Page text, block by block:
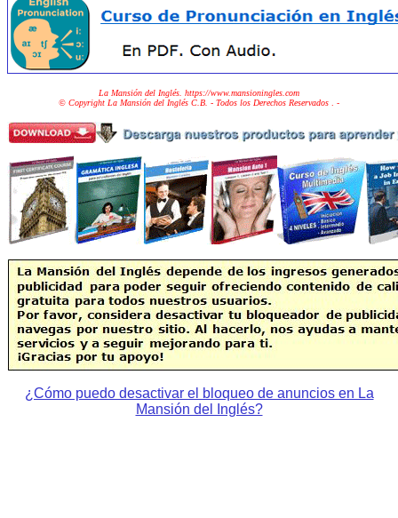
La Mansión del Inglés. https://www.mansioningles.com
© Copyright La Mansión del Inglés C.B. - Todos los Derechos Reservados
. -
¿Cómo puedo desactivar el bloqueo de anuncios en La
Mansión del Inglés?